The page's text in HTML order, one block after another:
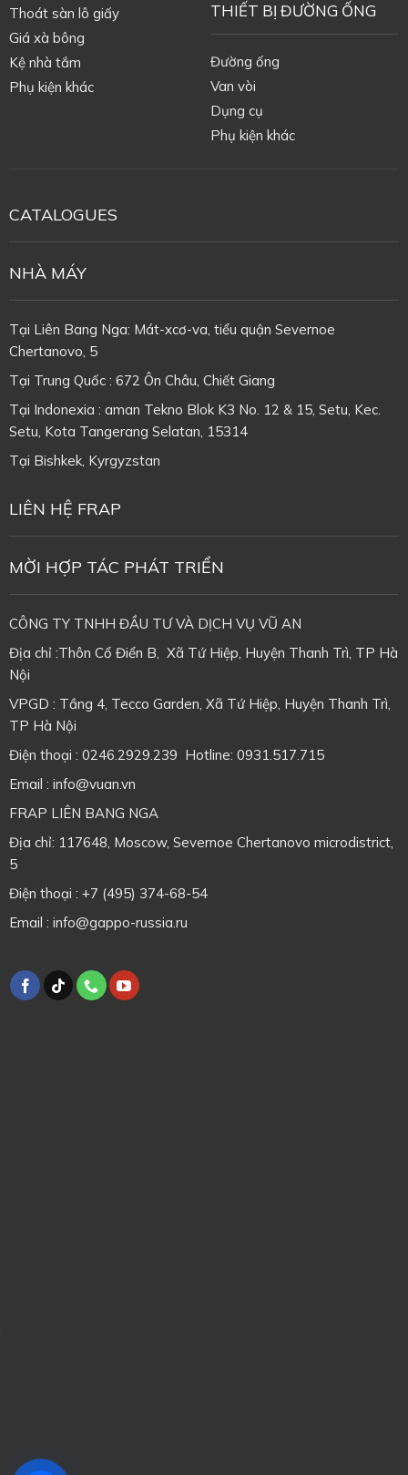
Thoát sàn lô giấy
Giá xà bông
Kệ nhà tắm
Phụ kiện khác
THIẾT BỊ ĐƯỜNG ỐNG
Đường ống
Van vòi
Dụng cụ
Phụ kiện khác
CATALOGUES
NHÀ MÁY
Tại Liên Bang Nga: Mát-xcơ-va, tiểu quận Severnoe
Chertanovo, 5
Tại Trung Quốc : 672 Ôn Châu, Chiết Giang
Tại Indonexia : aman Tekno Blok K3 No. 12 & 15, Setu, Kec.
Setu, Kota Tangerang Selatan, 15314
Tại Bishkek, Kyrgyzstan
LIÊN HỆ FRAP
MỜI HỢP TÁC PHÁT TRIỂN
CÔNG TY TNHH ĐẦU TƯ VÀ DỊCH VỤ VŨ AN
Địa chỉ :Thôn Cổ Điển B, Xã Tứ Hiệp, Huyện Thanh Trì, TP Hà
Nội
VPGD : Tầng 4, Tecco Garden, Xã Tứ Hiệp, Huyện Thanh Trì,
TP Hà Nội
Điện thoại : 0246.2929.239 Hotline: 0931.517.715
Email : info@vuan.vn
FRAP LIÊN BANG NGA
Địa chỉ: 117648, Moscow, Severnoe Chertanovo microdistrict,
5
Điện thoại : +7 (495) 374-68-54
Email : info@gappo-russia.ru